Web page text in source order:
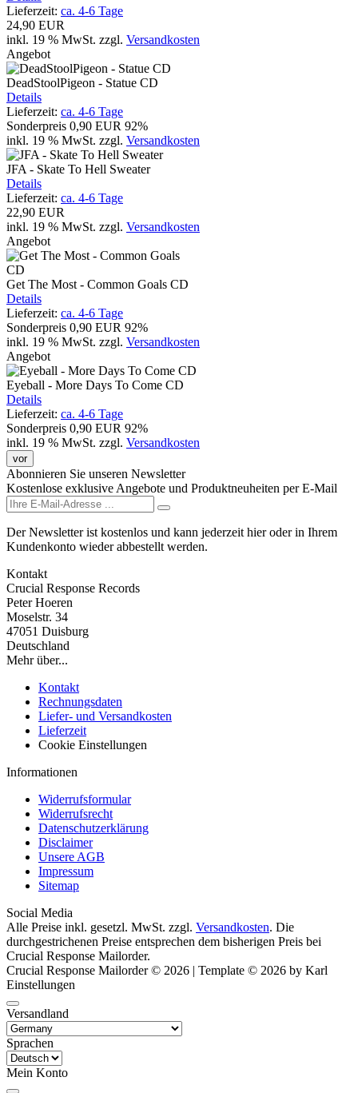
Lieferzeit: ca. 4-6 Tage
24,90 EUR
inkl. 19 % MwSt. zzgl. Versandkosten
Angebot
DeadStoolPigeon - Statue CD
Details
Lieferzeit: ca. 4-6 Tage
Sonderpreis 0,90 EUR 92%
inkl. 19 % MwSt. zzgl. Versandkosten
JFA - Skate To Hell Sweater
Details
Lieferzeit: ca. 4-6 Tage
22,90 EUR
inkl. 19 % MwSt. zzgl. Versandkosten
Angebot
Get The Most - Common Goals CD
Details
Lieferzeit: ca. 4-6 Tage
Sonderpreis 0,90 EUR 92%
inkl. 19 % MwSt. zzgl. Versandkosten
Angebot
Eyeball - More Days To Come CD
Details
Lieferzeit: ca. 4-6 Tage
Sonderpreis 0,90 EUR 92%
inkl. 19 % MwSt. zzgl. Versandkosten
vor
Abonnieren Sie unseren Newsletter
Kostenlose exklusive Angebote und Produktneuheiten per E-Mail
Der Newsletter ist kostenlos und kann jederzeit hier oder in Ihrem
Kundenkonto wieder abbestellt werden.
Kontakt
Crucial Response Records
Peter Hoeren
Moselstr. 34
47051 Duisburg
Deutschland
Mehr über...
Kontakt
Rechnungsdaten
Liefer- und Versandkosten
Lieferzeit
Cookie Einstellungen
Informationen
Widerrufsformular
Widerrufsrecht
Datenschutzerklärung
Disclaimer
Unsere AGB
Impressum
Sitemap
Social Media
Alle Preise inkl. gesetzl. MwSt. zzgl. Versandkosten. Die
durchgestrichenen Preise entsprechen dem bisherigen Preis bei
Crucial Response Mailorder.
Crucial Response Mailorder © 2026 | Template © 2026 by Karl
Einstellungen
Versandland
Sprachen
Mein Konto